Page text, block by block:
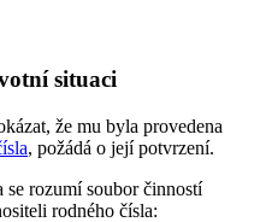
situaci
že mu byla provedena
, požádá o její potvrzení.
rozumí soubor činností
rodného čísla: